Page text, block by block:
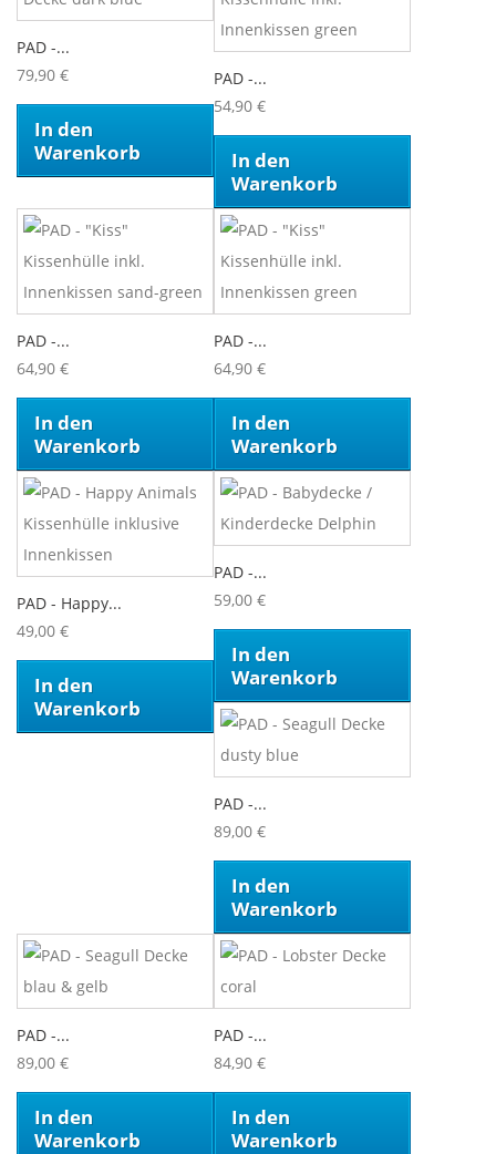
PAD -...
79,90 €
In den
Warenkorb
PAD -...
54,90 €
In den
Warenkorb
PAD -...
64,90 €
In den
Warenkorb
PAD -...
64,90 €
In den
Warenkorb
PAD - Happy...
49,00 €
In den
Warenkorb
PAD -...
59,00 €
In den
Warenkorb
PAD -...
89,00 €
In den
Warenkorb
PAD -...
89,00 €
In den
Warenkorb
PAD -...
84,90 €
In den
Warenkorb